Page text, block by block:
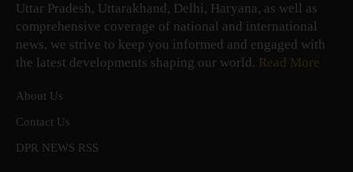
Uttar Pradesh, Uttarakhand, Delhi, Haryana, as well as
comprehensive coverage of national and international
news, we strive to keep you informed and engaged with
the latest developments shaping our world. Read More
About Us
Contact Us
DPR NEWS RSS